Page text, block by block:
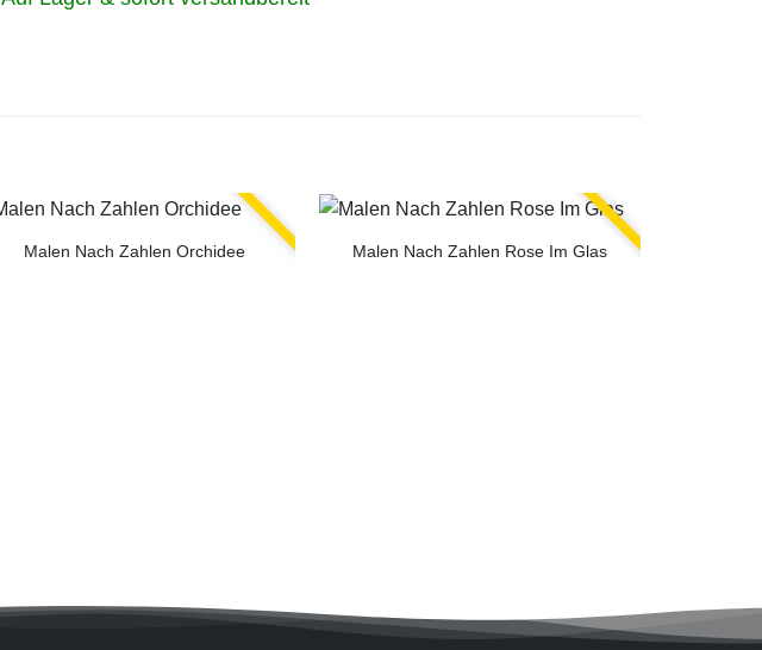
Malen Nach Zahlen Orchidee Malen Nach Zahlen Rose Im Glas